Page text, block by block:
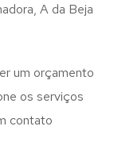
A da Beja
um orçamento
os serviços
contato